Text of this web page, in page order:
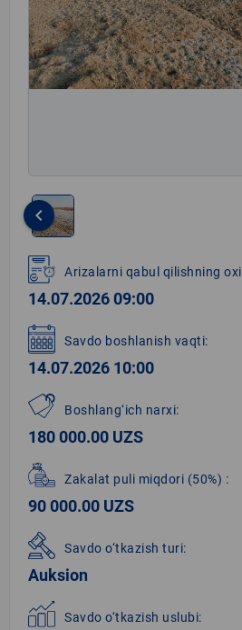
1
of
1
keyboard_arrow_left
Arizalarni qabul qilishning
14.07.2026 09:00
Savdo boshlanish vaqti:
14.07.2026 10:00
Boshlang‘ich narxi:
180 000.00 UZS
Zakalat puli miqdori (50%) :
90 000.00 UZS
Savdo o‘tkazish turi:
Auksion
Savdo o‘tkazish uslubi: